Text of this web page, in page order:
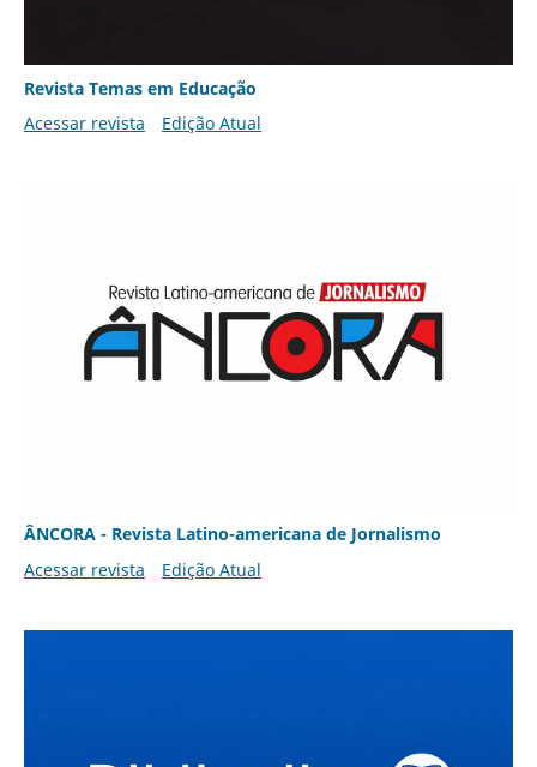
Revista Temas em Educação
Acessar revista
Edição Atual
ÂNCORA - Revista Latino-americana de Jornalismo
Acessar revista
Edição Atual